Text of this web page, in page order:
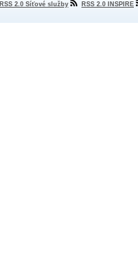
RSS 2.0 Síťové služby RSS 2.0 INSPIRE